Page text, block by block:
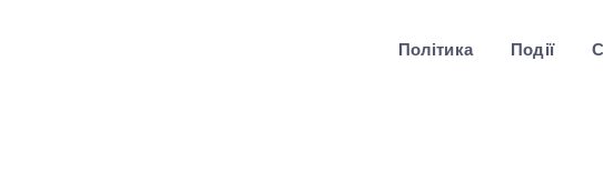
Політика Події